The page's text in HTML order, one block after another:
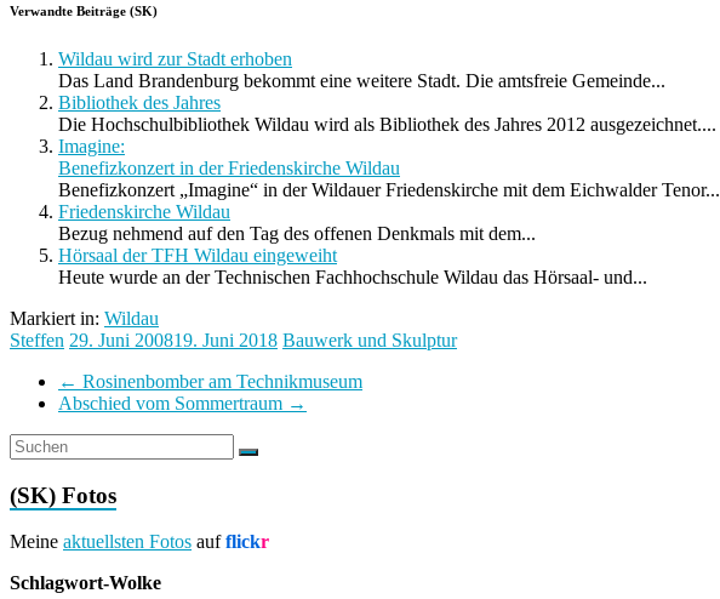
Verwandte Beiträge (SK)
Wildau wird zur Stadt erhoben
Das Land Brandenburg bekommt eine weitere Stadt. Die amtsfreie Gemeinde...
Bibliothek des Jahres
Die Hochschulbibliothek Wildau wird als Bibliothek des Jahres 2012 ausgezeichnet....
Imagine:
Benefizkonzert in der Friedenskirche Wildau
Benefizkonzert „Imagine“ in der Wildauer Friedenskirche mit dem Eichwalder Tenor...
Friedenskirche Wildau
Bezug nehmend auf den Tag des offenen Denkmals mit dem...
Hörsaal der TFH Wildau eingeweiht
Heute wurde an der Technischen Fachhochschule Wildau das Hörsaal- und...
Markiert in: Wildau
Steffen 29. Juni 200819. Juni 2018 Bauwerk und Skulptur
← Rosinenbomber am Technikmuseum
Abschied vom Sommertraum →
(SK) Fotos
Meine aktuellsten Fotos aufflickr
Schlagwort-Wolke